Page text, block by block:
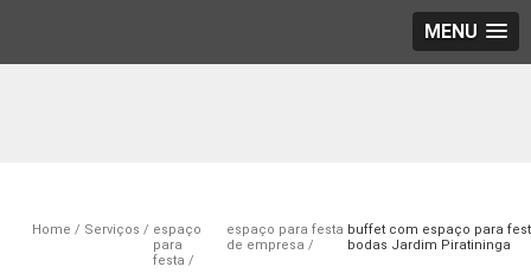
MENU
Home Serviços
espaço
para
festa
espaço para festa
de empresa
buffet com espaço para
bodas Jardim Piratininga